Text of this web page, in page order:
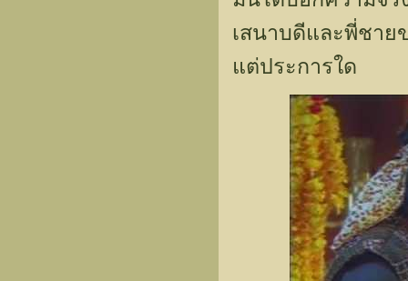
เสนาบดีและพี่ชาย
แต่ประการใด